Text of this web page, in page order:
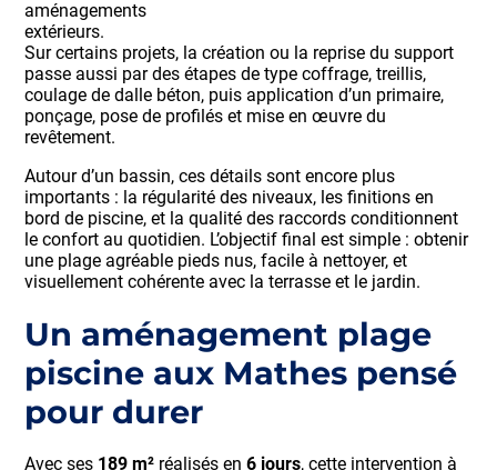
aménagements
extérieurs.
Sur certains projets, la création ou la reprise du support
passe aussi par des étapes de type coffrage, treillis,
coulage de dalle béton, puis application d’un primaire,
ponçage, pose de profilés et mise en œuvre du
revêtement.
Autour d’un bassin, ces détails sont encore plus
importants : la régularité des niveaux, les finitions en
bord de piscine, et la qualité des raccords conditionnent
le confort au quotidien. L’objectif final est simple : obtenir
une plage agréable pieds nus, facile à nettoyer, et
visuellement cohérente avec la terrasse et le jardin.
Un aménagement plage
piscine aux Mathes pensé
pour durer
Avec ses 189 m² réalisés en6 jours, cette intervention à